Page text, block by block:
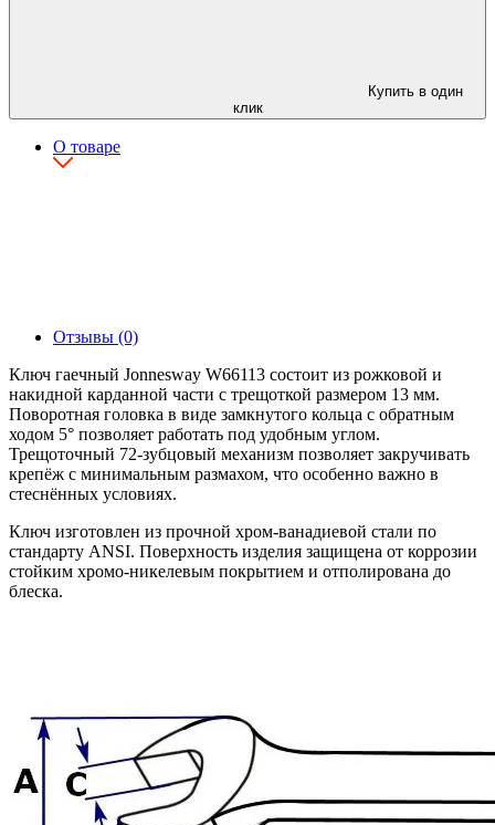
Купить в один
клик
О товаре
Отзывы (0)
Ключ гаечный Jonnesway W66113 состоит из рожковой и
накидной карданной части с трещоткой размером 13 мм.
Поворотная головка в виде замкнутого кольца с обратным
ходом 5° позволяет работать под удобным углом.
Трещоточный 72-зубцовый механизм позволяет закручивать
крепёж с минимальным размахом, что особенно важно в
стеснённых условиях.
Ключ изготовлен из прочной хром-ванадиевой стали по
стандарту ANSI. Поверхность изделия защищена от коррозии
стойким хромо-никелевым покрытием и отполирована до
блеска.